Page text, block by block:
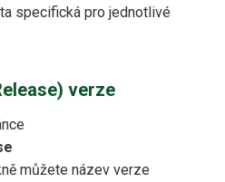
specifická pro jednotlivé
verze
můžete název verze